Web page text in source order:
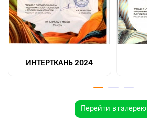
ИНТЕРТКАНЬ 2024
Перейти в галерею